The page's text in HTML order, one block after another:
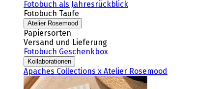
Fotobuch als Jahresrückblick
Fotobuch Taufe
Atelier Rosemood
Papiersorten
Versand und Lieferung
Fotobuch Geschenkbox
Kollaborationen
Apaches Collections x Atelier Rosemood